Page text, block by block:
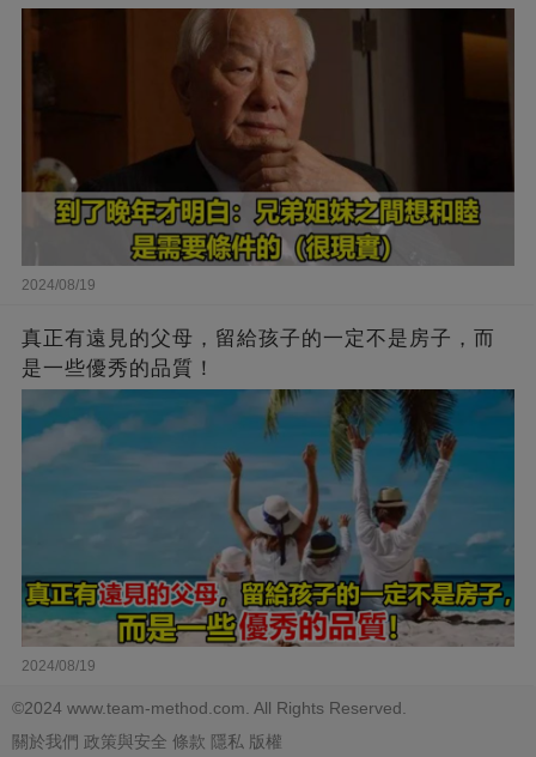
2024/08/19
真正有遠見的父母，留給孩子的一定不是房子，而
是一些優秀的品質！
2024/08/19
©2024 www.team-method.com. All Rights Reserved.
關於我們 政策與安全 條款 隱私 版權